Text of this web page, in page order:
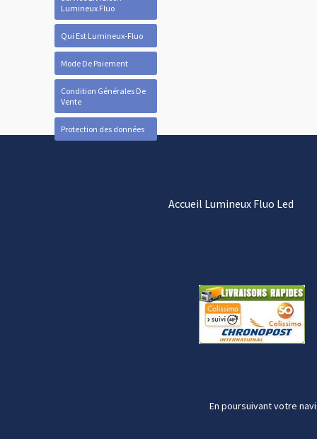
Lumineux Fluo
Qui Est Lumineux-Fluo
Mode De Paiement
Condition Générales De
Vente
Protection des données
Accueil Lumineux Fluo Led
En poursuivant votre